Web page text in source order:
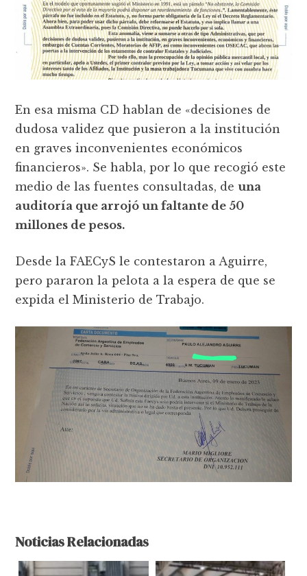
En esa misma CD hablan de «decisiones de
dudosa validez que pusieron a la institución
en graves inconvenientes económicos
financieros». Se habla, por lo que recogió este
medio de las fuentes consultadas, deuna
auditoría que arrojó un faltante de 50
millones de pesos.
Desde la FAECyS le contestaron a Aguirre,
pero pararon la pelota a la espera de que se
expida el Ministerio de Trabajo.
Noticias Relacionadas